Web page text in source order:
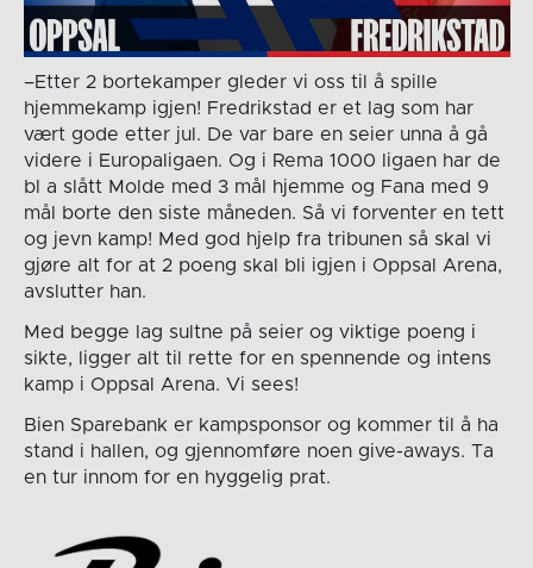
–Etter 2 bortekamper gleder vi oss til å spille
hjemmekamp igjen! Fredrikstad er et lag som har
vært gode etter jul. De var bare en seier unna å gå
videre i Europaligaen. Og i Rema 1000 ligaen har de
bl a slått Molde med 3 mål hjemme og Fana med 9
mål borte den siste måneden. Så vi forventer en tett
og jevn kamp! Med god hjelp fra tribunen så skal vi
gjøre alt for at 2 poeng skal bli igjen i Oppsal Arena,
avslutter han.
Med begge lag sultne på seier og viktige poeng i
sikte, ligger alt til rette for en spennende og intens
kamp i Oppsal Arena. Vi sees!
Bien Sparebank er kampsponsor og kommer til å ha
stand i hallen, og gjennomføre noen give-aways. Ta
en tur innom for en hyggelig prat.